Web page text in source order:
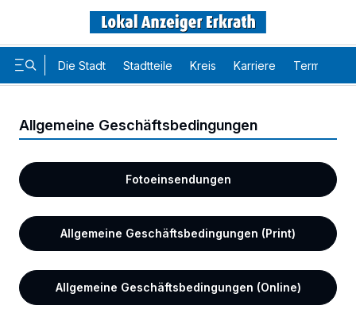
Die Stadt Stadtteile Kreis Karriere Termine
Allgemeine Geschäftsbedingungen
Fotoeinsendungen
Allgemeine Geschäftsbedingungen (Print)
Allgemeine Geschäftsbedingungen (Online)